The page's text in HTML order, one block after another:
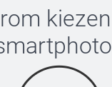
op de hoogste stand,
met de tekst naar
(inbegrepen)